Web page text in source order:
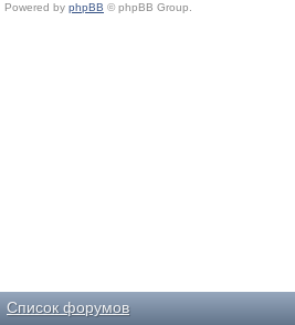
Powered by phpBB © phpBB Group.
Список форумов